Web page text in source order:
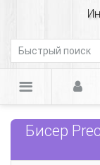
Бисер